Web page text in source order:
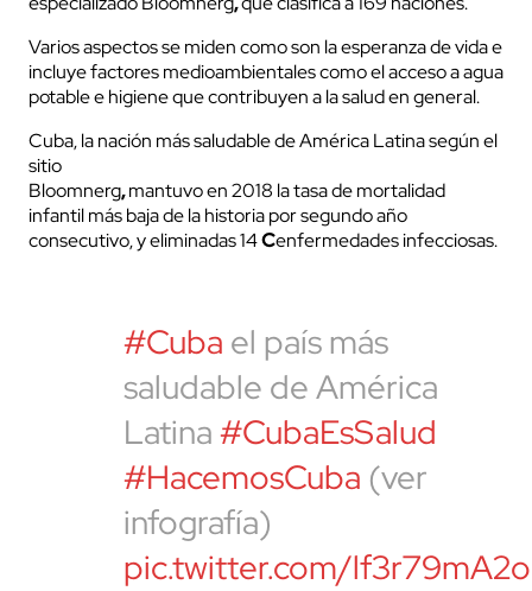
Varios aspectos se miden como son la esperanza de vida e
incluye factores medioambientales como el acceso a agua
potable e higiene que contribuyen a la salud en general.
Cuba, la nación más saludable de América Latina según el
sitio
Bloomnerg,mantuvo en 2018 la tasa de mortalidad
infantil más baja de la historia por segundo año
consecutivo, y eliminadas 14Cenfermedades infecciosas.
#Cuba el país más
saludable de América
Latina#CubaEsSalud
#HacemosCuba (ver
infografía)
pic.twitter.com/lf3r79mA2o